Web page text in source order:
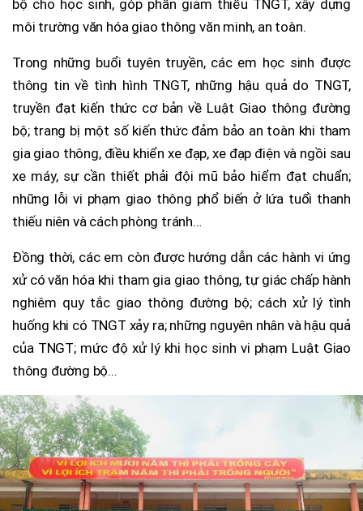
bộ cho học sinh, góp phần giảm thiểu TNGT, xây dựng
môi trường văn hóa giao thông văn minh, an toàn.
Trong những buổi tuyên truyền, các em học sinh được
thông tin về tình hình TNGT, những hậu quả do TNGT,
truyền đạt kiến thức cơ bản về Luật Giao thông đường
bộ; trang bị một số kiến thức đảm bảo an toàn khi tham
gia giao thông, điều khiển xe đạp, xe đạp điện và ngồi sau
xe máy, sự cần thiết phải đội mũ bảo hiểm đạt chuẩn;
những lỗi vi phạm giao thông phổ biến ở lứa tuổi thanh
thiếu niên và cách phòng tránh…
Đồng thời, các em còn được hướng dẫn các hành vi ứng
xử có văn hóa khi tham gia giao thông, tự giác chấp hành
nghiêm quy tắc giao thông đường bộ; cách xử lý tình
huống khi có TNGT xảy ra; những nguyên nhân và hậu quả
của TNGT; mức độ xử lý khi học sinh vi phạm Luật Giao
thông đường bộ...